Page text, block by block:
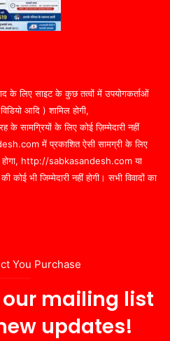
के लिए साइट के कुछ तत्वों में उपयोगकर्ताओं
आदि ) शामिल होगी,
के लिए कोई ज़िम्मेदारी नहीं
में प्रकाशित ऐसी सामग्री के लिए
होगा, http://sabkasandesh.com या
भी जिम्मेदारी नहीं होगी। सभी विवादों का
You Purchase
mailing list
updates!